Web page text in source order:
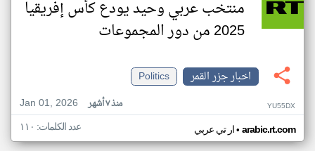
منتخب عربي وحيد يودع كأس إفريقيا
2025 من دور المجموعات
اخبار جزر القمر
Politics
Jan 01, 2026
منذ ٧ أشهر YU55DX
ار تي عربي• arabic.rt.com عدد الكلمات: ١١٠